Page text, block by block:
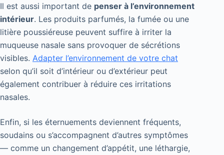
Il est aussi important de penser à l’environnement
intérieur. Les produits parfumés, la fumée ou une
litière poussiéreuse peuvent suffire à irriter la
muqueuse nasale sans provoquer de sécrétions
visibles. Adapter l’environnement de votre chat
selon qu’il soit d’intérieur ou d’extérieur peut
également contribuer à réduire ces irritations
nasales.
Enfin, si les éternuements deviennent fréquents,
soudains ou s’accompagnent d’autres symptômes
— comme un changement d’appétit, une léthargie,